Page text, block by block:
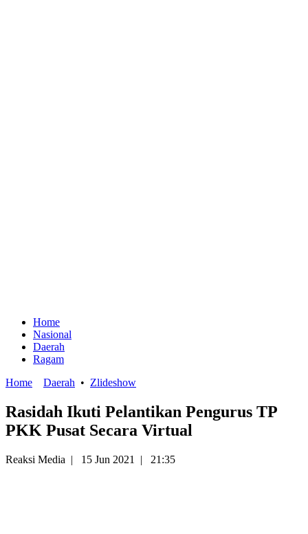
Home
Nasional
Daerah
Ragam
Home
Daerah • Zlideshow
Rasidah Ikuti Pelantikan Pengurus TP
PKK Pusat Secara Virtual
Reaksi Media | 15 Jun 2021 | 21:35